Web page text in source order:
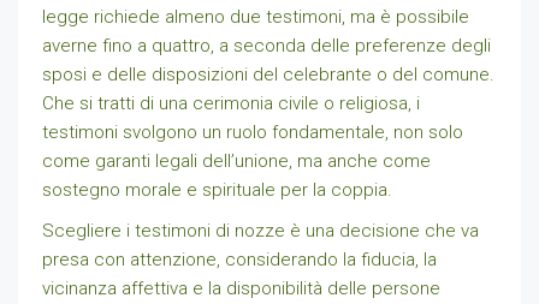
legge richiede almeno due testimoni, ma è possibile
averne fino a quattro, a seconda delle preferenze degli
sposi e delle disposizioni del celebrante o del comune.
Che si tratti di una cerimonia civile o religiosa, i
testimoni svolgono un ruolo fondamentale, non solo
come garanti legali dell’unione, ma anche come
sostegno morale e spirituale per la coppia.
Scegliere i testimoni di nozze è una decisione che va
presa con attenzione, considerando la fiducia, la
vicinanza affettiva e la disponibilità delle persone